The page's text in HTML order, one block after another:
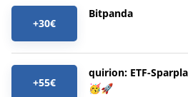
+30€
Bitpanda
+55€
quirion: ETF-
🥳🚀